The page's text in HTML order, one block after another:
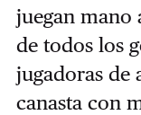
juegan mano
de todos los
jugadoras de
canasta con